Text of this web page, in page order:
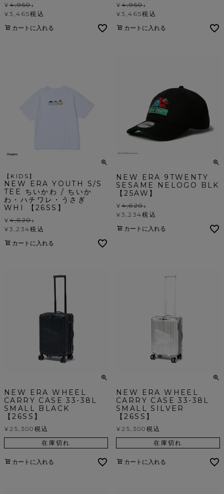
¥4,950↓
¥3,465税込
カートに入れる
¥4,950↓
¥3,465税込
カートに入れる
【KIDS】
NEW ERA YOUTH S/S
TEE ちいかわ / ちいか
わ・ハチワレ・うさぎ
WHI 【26SS】
¥4,620↓
¥3,234税込
カートに入れる
NEW ERA 9TWENTY
SESAME NELOGO BLK
【25AW】
¥4,620↓
¥3,234税込
カートに入れる
NEW ERA WHEEL
CARRY CASE 33-38L
SMALL BLACK
【26SS】
¥ 25,300 税込
在庫切れ
カートに入れる
NEW ERA WHEEL
CARRY CASE 33-38L
SMALL SILVER
【26SS】
¥ 25,300 税込
在庫切れ
カートに入れる